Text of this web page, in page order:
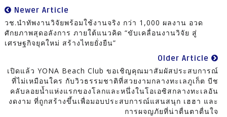
Newer Article
วช.นำทัพงานวิจัยพร้อมใช้งานจริง กว่า 1,000 ผลงาน อวด
ศักยภาพสุดอลังการ ภายใต้แนวคิด “ขับเคลื่อนงานวิจัย สู่
เศรษฐกิจยุคใหม่ สร้างไทยยั่งยืน”
Older Article
เปิดแล้ว YONA Beach Club ขอเชิญคุณมาสัมผัสประสบการณ์
ที่ไม่เหมือนใคร กับวิวธรรมชาติที่สวยงามกลางทะเลภูเก็ต บีช
คลับลอยน้ำแห่งแรกของโลกและหนึ่งในโอเอซิสกลางทะเลอัน
งดงาม ที่ถูกสร้างขึ้นเพื่อมอบประสบการณ์แสนสนุก เฮฮา และ
การผจญภัยที่น่าตื่นตาตื่นใจ